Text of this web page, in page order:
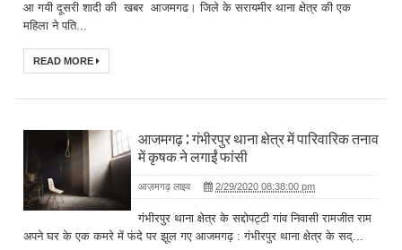
आ गयी दूसरी शादी की खबर आजमगढ। जिले के सरायमीर थाना क्षेत्र की एक
महिला ने पति...
READ MORE
आजमगढ़ : गंभीरपुर थाना क्षेत्र में पारिवारिक तनाव
में कृषक ने लगाईं फांसी
आज़मगढ़ लाइव 2/29/2020 08:38:00 pm
गंभीरपुर थाना क्षेत्र के सद्दोपट्टी गांव निवासी रामजीत राम
अपने घर के एक कमरे में फंदे पर झूल गए आजमगढ़ : गंभीरपुर थाना क्षेत्र के सद्...